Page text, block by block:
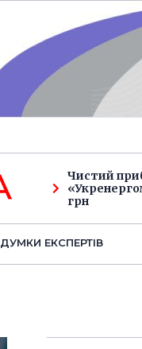
Чистий
грн
ДУМКИ ЕКСПЕРТIВ